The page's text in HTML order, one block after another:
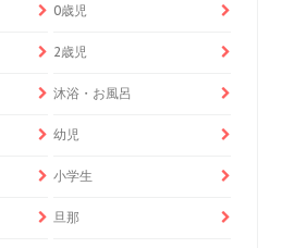
0歳児
2歳児
沐浴・お風呂
幼児
小学生
旦那